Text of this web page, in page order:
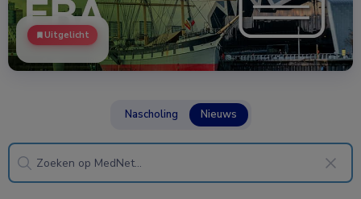
Uitgelicht
Nascholing Nieuws